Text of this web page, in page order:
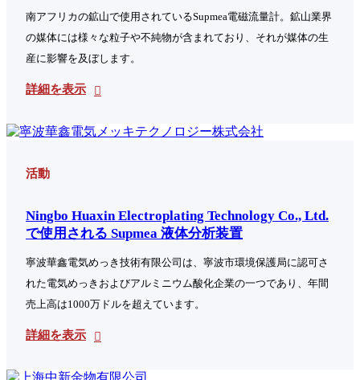
南アフリカの鉱山で使用されているSupmea電磁流量計。鉱山業界
の媒体には様々な粒子や不純物が含まれており、それが媒体の生
産に影響を及ぼします。
詳細を表示
活動
Ningbo Huaxin Electroplating Technology Co., Ltd.
で使用される Supmea 液体分析装置
寧波華鑫電気めっき技術有限公司は、寧波市環境保護局に認可さ
れた電気めっきおよびアルミニウム酸化企業の一つであり、年間
売上高は1000万ドルを超えています。
詳細を表示